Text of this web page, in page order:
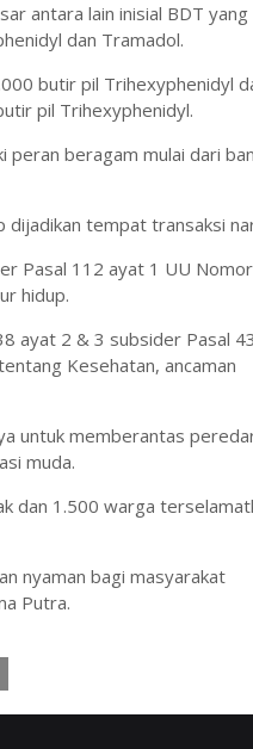
antara lain inisial BDT yang
dan Tramadol.
butir pil Trihexyphenidyl
pil Trihexyphenidyl.
beragam mulai dari
dijadikan tempat transaksi
Pasal 112 ayat 1 UU
hidup.
ayat 2 & 3 subsider Pasal
Kesehatan, ancaman
untuk memberantas
muda.
dan 1.500 warga
nyaman bagi masyarakat
Putra.